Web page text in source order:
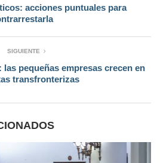
acciones puntuales para
SIGUIENTE
pequeñas empresas crecen en
transfronterizas